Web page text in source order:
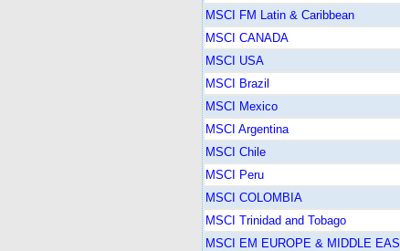
MSCI FM Latin & Caribbean
MSCI CANADA
MSCI USA
MSCI Brazil
MSCI Mexico
MSCI Argentina
MSCI Chile
MSCI Peru
MSCI COLOMBIA
MSCI Trinidad and Tobago
MSCI EM EUROPE & MIDDLE